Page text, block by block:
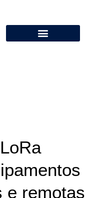
e remotas